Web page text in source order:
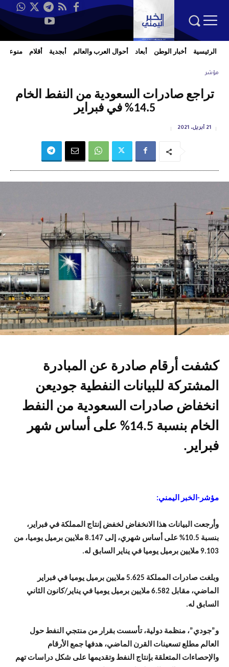
الرئيسية أخبار الوطن أبعاد أحوال العرب والعالم أبجدية أقلام منوعات
مؤشر
تراجع صادرات السعودية من النفط الخام
14.5% في فبراير
21 أبريل، 2021
كشفت أرقام صادرة عن المبادرة
المشتركة للبيانات النفطية جوديعن
انخفاض صادرات السعودية من النفط
الخام بنسبة 14.5% على أساس شهر
فبراير.
مؤشر-الخبر اليمني:
وأرجعت البيانات هذا الانخفاض لخفض إنتاج المملكة في فبراير،
بنسبة 10.5% على أساس شهري، إلى 8.147 ملايين برميل يوميا، من
9.103 ملايين برميل يوميا في يناير السابق له.
وبلغت صادرات المملكة 5.625 ملايين برميل يوميا في فبراير
الماضي، مقابل 6.582 ملايين برميل يوميا في يناير/كانون الثاني
السابق له.
و”جودي”، منظمة دولية، تأسست بقرار من منتجي النفط حول
العالم مطلع تسعينات القرن الماضي، هدفها جمع الأرقام
والإحصاءات المتعلقة بإنتاج النفط وتقديمها على شكل دراسات تهم